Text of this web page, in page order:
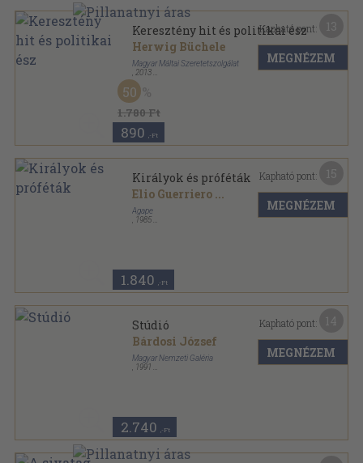
Keresztény hit és politikai ész
Herwig Büchele
Magyar Máltai Szeretetszolgálat
2013
Fűzött kemény papírkötés
Máltai könyvek sorozat
1.780 Ft
50
890 ,-Ft
Kapható pont:
MEGNÉZEM
Királyok és próféták
Elio Guerriero ...
Agape
1985
1.840 ,-Ft
Kapható pont:
MEGNÉZEM
Stúdió
Bárdosi József
Magyar Nemzeti Galéria
1991
2.740 ,-Ft
Kapható pont:
MEGNÉZEM